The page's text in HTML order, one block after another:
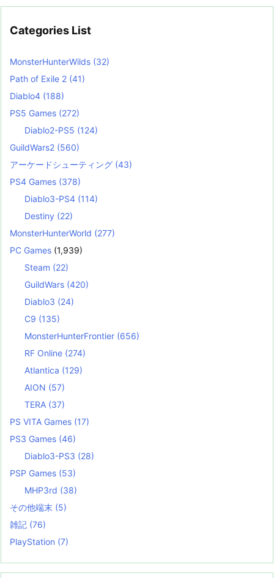
Categories List
MonsterHunterWilds (32)
Path of Exile 2 (41)
Diablo4 (188)
PS5 Games (272)
Diablo2-PS5 (124)
GuildWars2 (560)
アーケードシューティング (43)
PS4 Games (378)
Diablo3-PS4 (114)
Destiny (22)
MonsterHunterWorld (277)
PC Games (1,939)
Steam (22)
GuildWars (420)
Diablo3 (24)
C9 (135)
MonsterHunterFrontier (656)
RF Online (274)
Atlantica (129)
AION (57)
TERA (37)
PS VITA Games (17)
PS3 Games (46)
Diablo3-PS3 (28)
PSP Games (53)
MHP3rd (38)
その他端末 (5)
雑記 (76)
PlayStation (7)